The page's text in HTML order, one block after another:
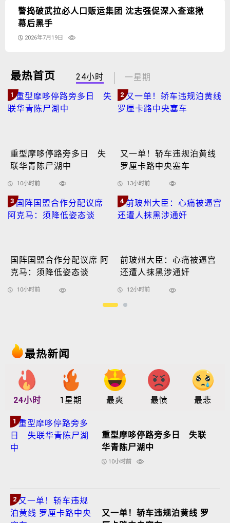
警捣破武拉必人口贩运集团 沈志强促深入查速揪
幕后黑手
2026年7月19日
最热首页 24小时 一星期
1
重型摩哆停路旁多日 失
联华青陈尸湖中
10小时前
2
又一单！轿车违规泊黄线
罗厘卡路中央塞车
13小时前
3
国阵国盟合作分配议席 阿
克马：须降低姿态谈
10小时前
4
前玻州大臣：心痛被逼宫
还遭人抹黑涉通奸
12小时前
最热新闻
24小时 1星期 最爽 最愤 最悲
1
重型摩哆停路旁多日 失联
华青陈尸湖中
10小时前
2
又一单！轿车违规泊黄线 罗